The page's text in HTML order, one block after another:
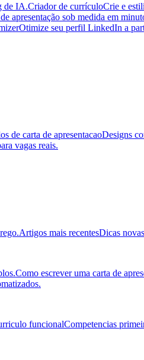
de IA.Criador de currículoCrie e
apresentação sob medida em
Otimize seu perfil LinkedIn a
de carta de apresentacaoDesigns
vagas reais.
Artigos mais recentesDicas
Como escrever uma carta de
funcionalCompetencias